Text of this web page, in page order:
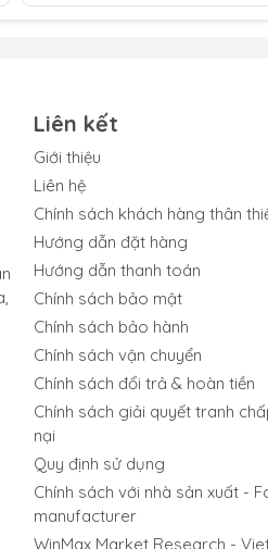
giúp giảm nguy cơ nhiễm vi khuẩn.
trạng tức thời. Thiết lập trọng
Liên kết
Giới thiệu
Liên hệ
Chính sách khách hàng thân
Hướng dẫn đặt hàng
Hướng dẫn thanh toán
Chính sách bảo mật
Chính sách bảo hành
Chính sách vận chuyển
Chính sách đổi trả & hoàn tiền
Chính sách giải quyết tranh
nại
Quy định sử dụng
Chính sách với nhà sản xuất -
manufacturer
WinMax Market Research -